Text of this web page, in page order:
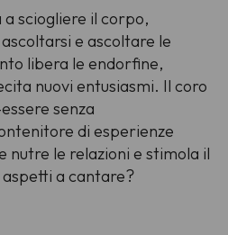
sciogliere il corpo,
e ascoltare le
libera le endorfine,
nuovi entusiasmi. Il coro
senza
di esperienze
nutre le relazioni e stimola il
a cantare?